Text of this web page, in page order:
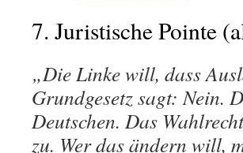
7. Juristische Pointe
„Die Linke will, dass
Grundgesetz sagt: Nein.
Deutschen. Das
zu. Wer das ändern will,